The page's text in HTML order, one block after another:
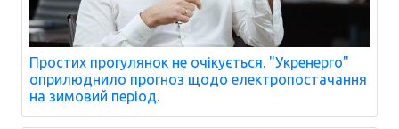
Простих прогулянок не очікується. "Укренерго"
оприлюднило прогноз щодо електропостачання
на зимовий період.